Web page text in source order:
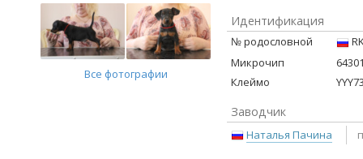
Все фотографии
Идентификация
№ родословной
Микрочип
Клеймо
Заводчик
Наталья Пачина